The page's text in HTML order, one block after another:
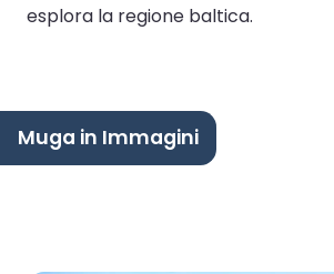
esplora la regione baltica.
Muga in Immagini